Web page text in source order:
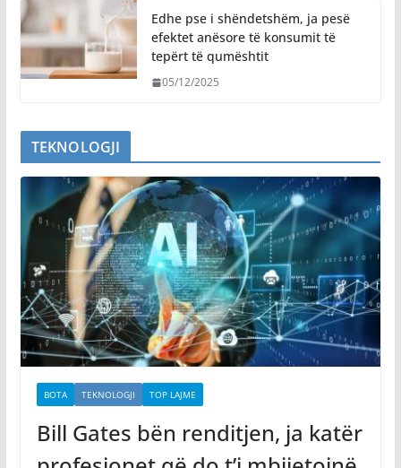
Edhe pse i shëndetshëm, ja pesë
efektet anësore të konsumit të
tepërt të qumështit
05/12/2025
TEKNOLOGJI
BOTA TEKNOLOGJI TOP LAJME
Bill Gates bën renditjen, ja katër